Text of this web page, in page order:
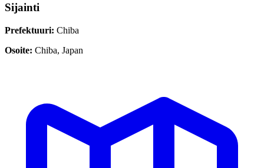
Sijainti
Prefektuuri: Chiba
Osoite: Chiba, Japan